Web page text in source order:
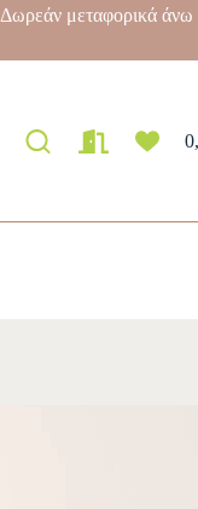
Δωρεάν μεταφορικά άνω